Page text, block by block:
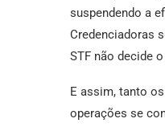
suspendendo a
Credenciadoras
STF não decide
E assim, tanto
operações se